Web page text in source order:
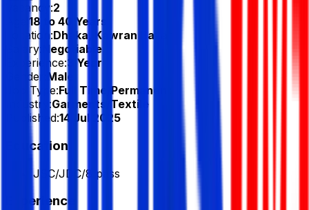
Vacancy:2
18 to 40 Years
Location:Dhaka, Kawran Bazar
Salary:
Negotiable
Experience:3 Year
Gender:
Male
Job Type:Full Time/Permanent
Industry:Garments/Textile
Published:14 Jul 2025
Education
JSC/JDC/8 pass
Experience